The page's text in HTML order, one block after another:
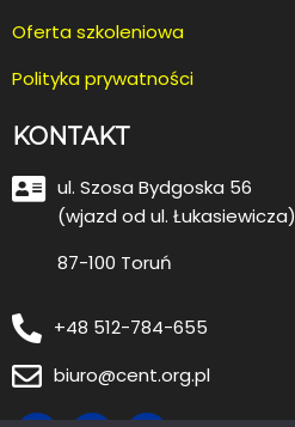
Oferta szkoleniowa
Polityka prywatności
KONTAKT
ul. Szosa Bydgoska 56
(wjazd od ul. Łukasiewicza)
87-100 Toruń
+48 512-784-655
biuro@cent.org.pl